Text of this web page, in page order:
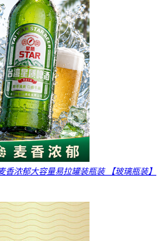
浓郁大容量易拉罐装瓶装 【玻璃瓶装】